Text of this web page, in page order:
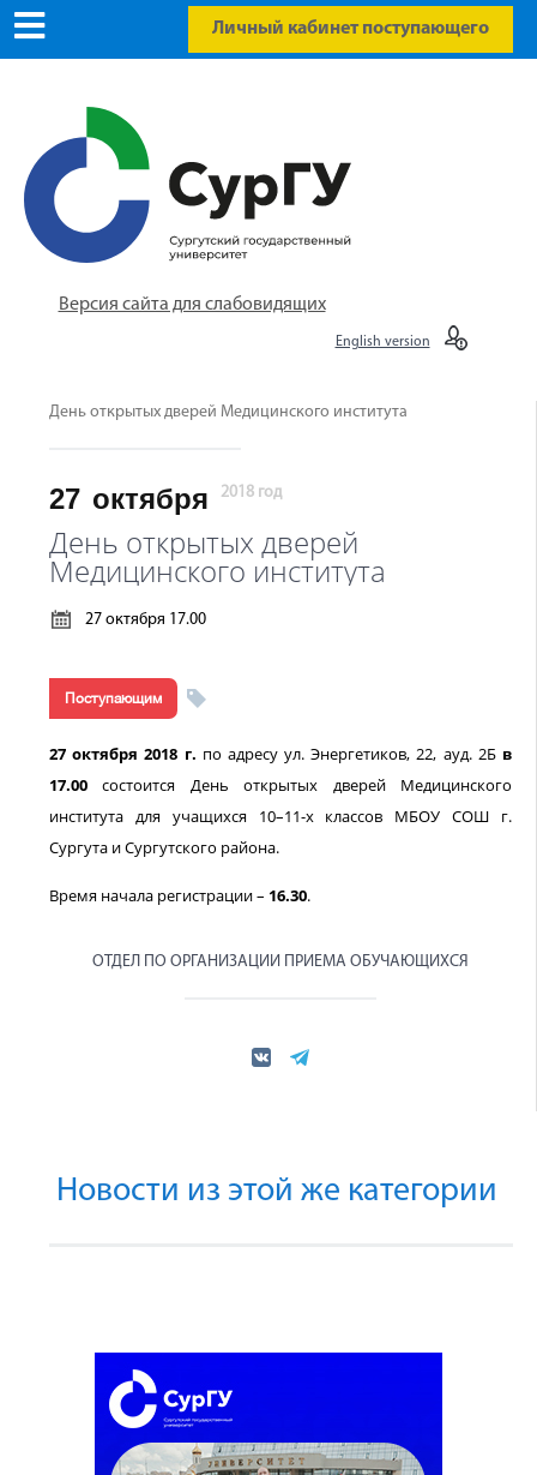
Личный кабинет поступающего
Версия сайта для слабовидящих
English version
День открытых дверей Медицинского института
27 октября 2018 год
День открытых дверей
Медицинского института
27 октября 17.00
Поступающим
27 октября 2018 г. по адресу ул. Энергетиков, 22, ауд. 2Б в
17.00 состоится День открытых дверей Медицинского
института для учащихся 10–11-х классов МБОУ СОШ г.
Сургута и Сургутского района.
Время начала регистрации – 16.30.
ОТДЕЛ ПО ОРГАНИЗАЦИИ ПРИЕМА ОБУЧАЮЩИХСЯ
Новости из этой же категории